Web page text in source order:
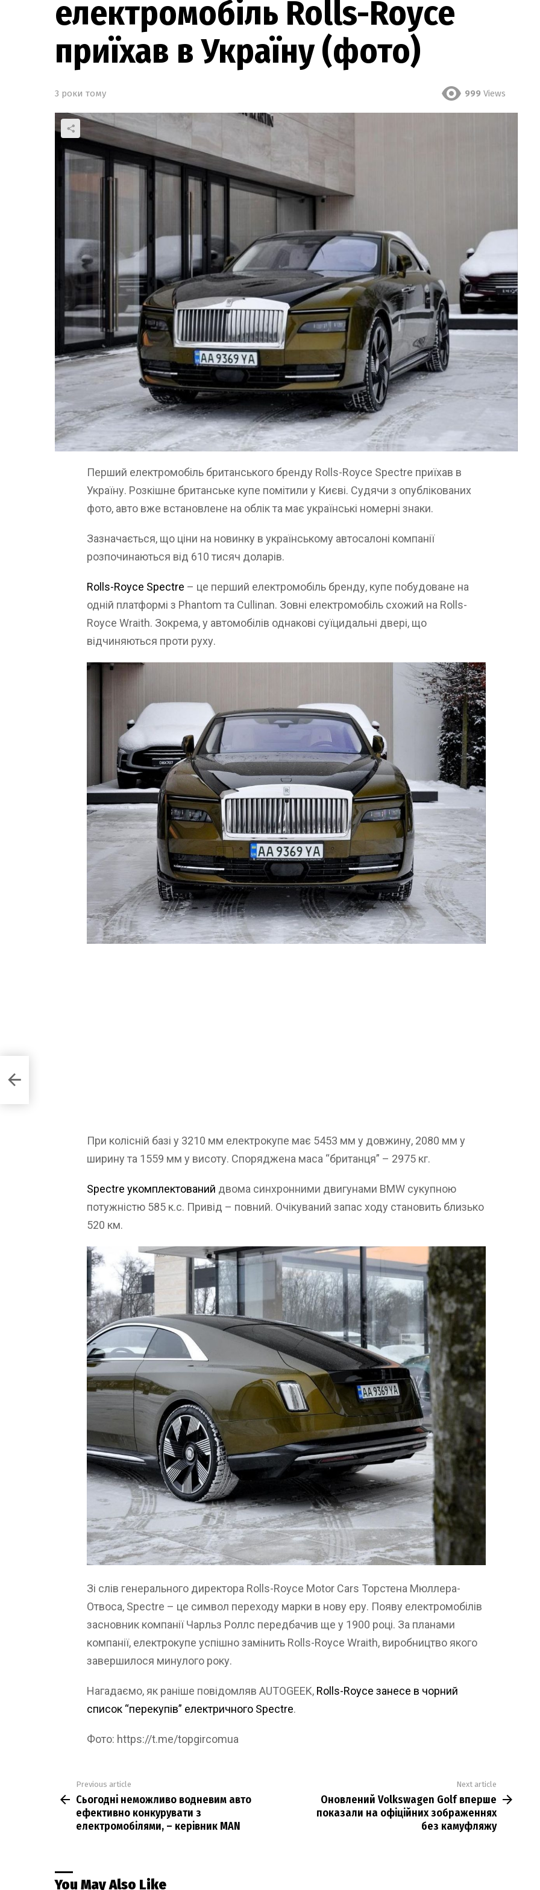
електромобіль Rolls-Royce
приїхав в Україну (фото)
3 роки тому 999 Views
Перший електромобіль британського бренду Rolls-Royce Spectre приїхав в
Україну. Розкішне британське купе помітили у Києві. Судячи з опублікованих
фото, авто вже встановлене на облік та має українські номерні знаки.
Зазначається, що ціни на новинку в українському автосалоні компанії
розпочинаються від 610 тисяч доларів.
Rolls-Royce Spectre – це перший електромобіль бренду, купе побудоване на
одній платформі з Phantom та Cullinan. Зовні електромобіль схожий на Rolls-
Royce Wraith. Зокрема, у автомобілів однакові суїцидальні двері, що
відчиняються проти руху.
При колісній базі у 3210 мм електрокупе має 5453 мм у довжину, 2080 мм у
ширину та 1559 мм у висоту. Споряджена маса “британця” – 2975 кг.
Spectre укомплектований двома синхронними двигунами BMW сукупною
потужністю 585 к.с. Привід – повний. Очікуваний запас ходу становить близько
520 км.
Зі слів генерального директора Rolls-Royce Motor Cars Торстена Мюллера-
Отвоса, Spectre – це символ переходу марки в нову еру. Появу електромобілів
засновник компанії Чарльз Роллс передбачив ще у 1900 році. За планами
компанії, електрокупе успішно замінить Rolls-Royce Wraith, виробництво якого
завершилося минулого року.
Нагадаємо, як раніше повідомляв AUTOGEEK, Rolls-Royce занесе в чорний
список “перекупів” електричного Spectre.
Фото: https://t.me/topgircomua
more
Previous article
Сьогодні неможливо водневим авто
ефективно конкурувати з
електромобілями, – керівник MAN
Next article
Оновлений Volkswagen Golf вперше
показали на офіційних зображеннях
без камуфляжу
You May Also Like